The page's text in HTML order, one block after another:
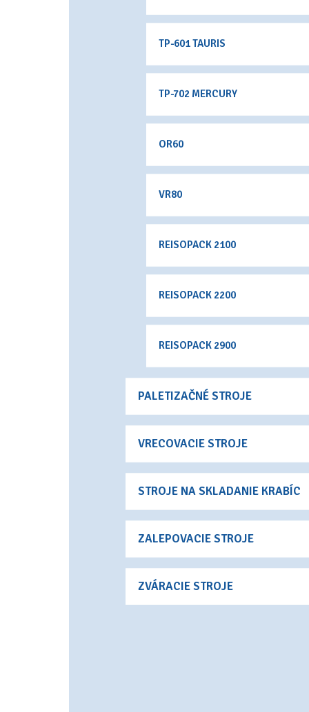
TP-601 TAURIS
TP-702 MERCURY
OR60
VR80
REISOPACK 2100
REISOPACK 2200
REISOPACK 2900
PALETIZAČNÉ STROJE
VRECOVACIE STROJE
STROJE NA SKLADANIE KRABÍC
ZALEPOVACIE STROJE
ZVÁRACIE STROJE